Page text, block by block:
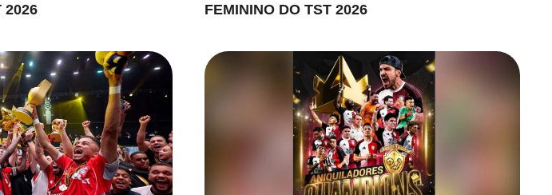
2026
FEMININO DO TST 2026